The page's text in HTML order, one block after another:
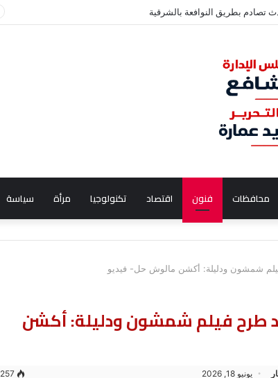
تحل أزمات مستحقات لاعبي الزمالك
محافظات فنون اقتصاد تكنولوجيا مرأة سياسة
شمشون ودليلة: أكشن مالوش حل- فيديو
فيلم شمشون ودليلة: أكشن
يونيو 18, 2026 257